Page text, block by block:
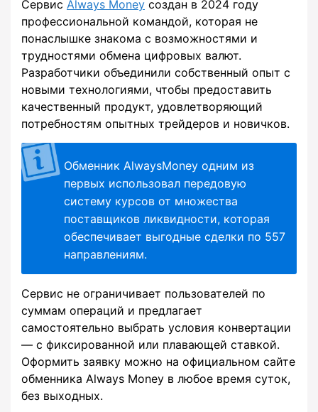
Сервис Always Money создан в 2024 году
профессиональной командой, которая не
понаслышке знакома с возможностями и
трудностями обмена цифровых валют.
Разработчики объединили собственный опыт с
новыми технологиями, чтобы предоставить
качественный продукт, удовлетворяющий
потребностям опытных трейдеров и новичков.
Обменник AlwaysMoney одним из
первых использовал передовую
систему курсов от множества
поставщиков ликвидности, которая
обеспечивает выгодные сделки по 557
направлениям.
Сервис не ограничивает пользователей по
суммам операций и предлагает
самостоятельно выбрать условия конвертации
— с фиксированной или плавающей ставкой.
Оформить заявку можно на официальном сайте
обменника Always Money в любое время суток,
без выходных.